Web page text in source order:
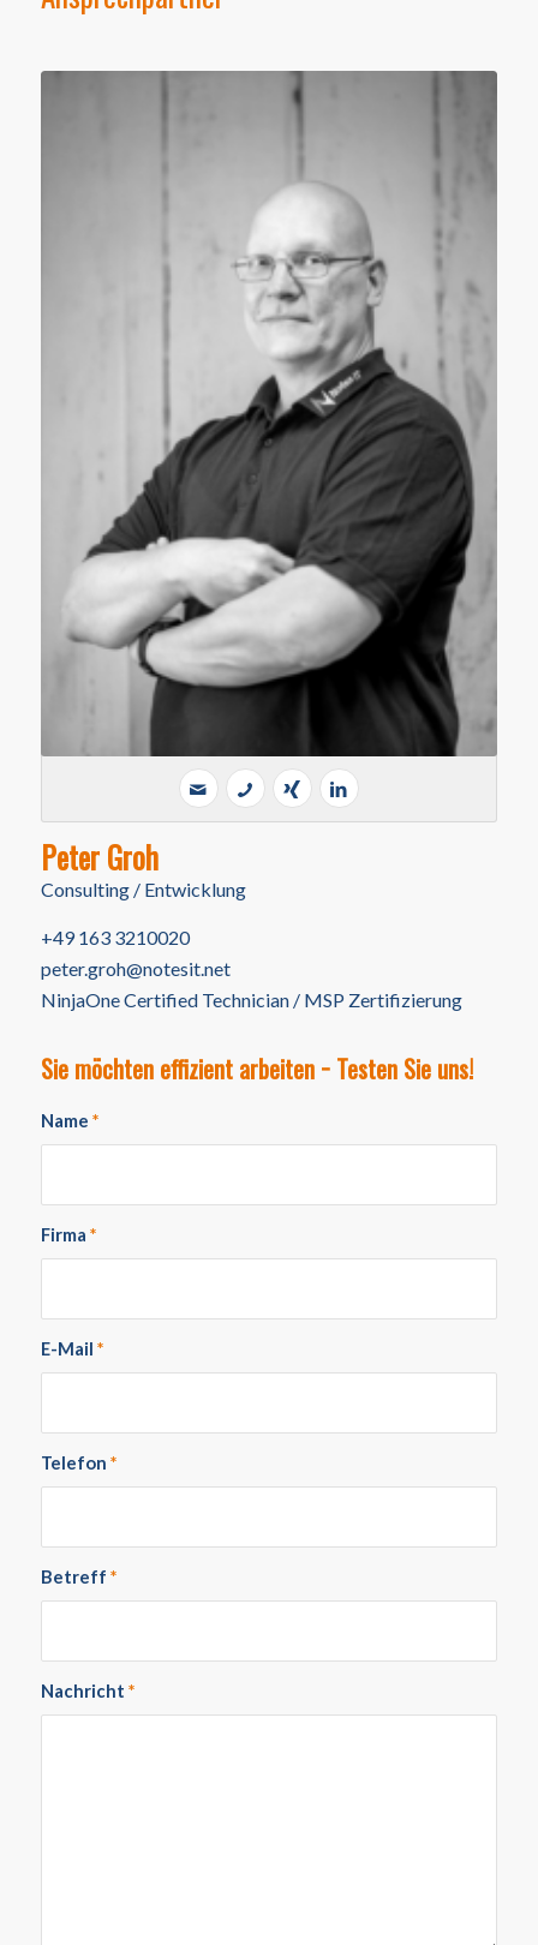
Peter Groh
Consulting / Entwicklung
+49 163 3210020
peter.groh@notesit.net
NinjaOne Certified Technician / MSP Zertifizierung
Sie möchten effizient arbeiten − Testen Sie uns!
Name *
Firma *
E-Mail *
Telefon *
Betreff *
Nachricht *